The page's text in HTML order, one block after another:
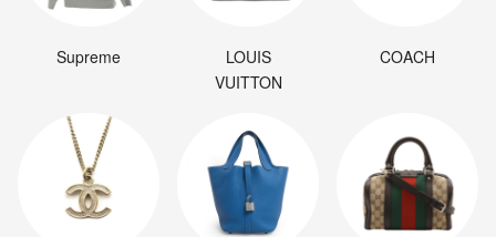
Supreme
LOUIS
VUITTON
COACH